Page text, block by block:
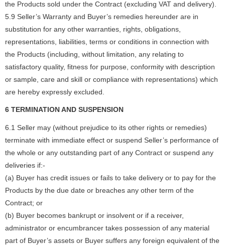
the Products sold under the Contract (excluding VAT and delivery).
5.9 Seller’s Warranty and Buyer’s remedies hereunder are in
substitution for any other warranties, rights, obligations,
representations, liabilities, terms or conditions in connection with
the Products (including, without limitation, any relating to
satisfactory quality, fitness for purpose, conformity with description
or sample, care and skill or compliance with representations) which
are hereby expressly excluded.
6 TERMINATION AND SUSPENSION
6.1 Seller may (without prejudice to its other rights or remedies)
terminate with immediate effect or suspend Seller’s performance of
the whole or any outstanding part of any Contract or suspend any
deliveries if:-
(a) Buyer has credit issues or fails to take delivery or to pay for the
Products by the due date or breaches any other term of the
Contract; or
(b) Buyer becomes bankrupt or insolvent or if a receiver,
administrator or encumbrancer takes possession of any material
part of Buyer’s assets or Buyer suffers any foreign equivalent of the